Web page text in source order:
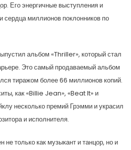
Его энергичные выступления и
сердца миллионов поклонников по
альбом «Thriller», который стал
Это самый продаваемый альбом
тиражом более 66 миллионов копий.
как «Billie Jean», «Beat It» и
несколько премий Грэмми и украсил
и исполнителя.
только как музыкант и танцор, но и